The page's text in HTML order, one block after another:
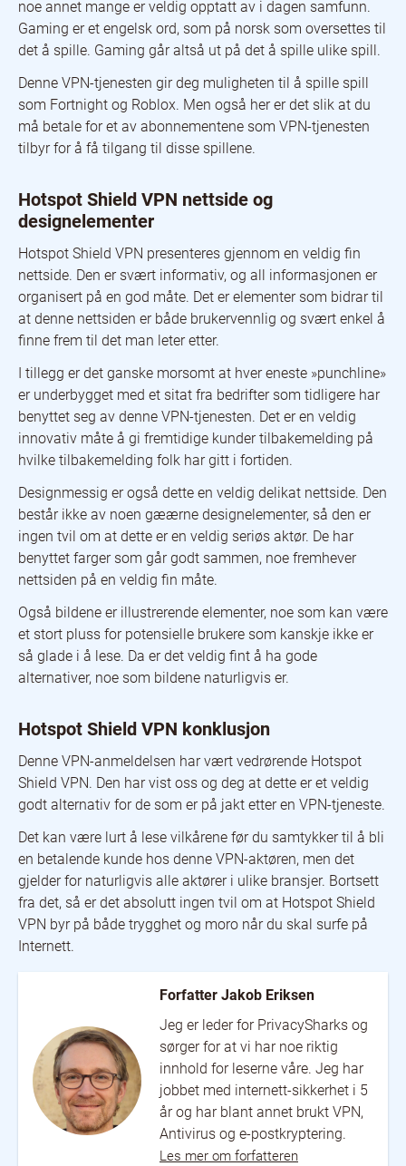
noe annet mange er veldig opptatt av i dagen samfunn.
Gaming er et engelsk ord, som på norsk som oversettes til
det å spille. Gaming går altså ut på det å spille ulike spill.
Denne VPN-tjenesten gir deg muligheten til å spille spill
som Fortnight og Roblox. Men også her er det slik at du
må betale for et av abonnementene som VPN-tjenesten
tilbyr for å få tilgang til disse spillene.
Hotspot Shield VPN nettside og
designelementer
Hotspot Shield VPN presenteres gjennom en veldig fin
nettside. Den er svært informativ, og all informasjonen er
organisert på en god måte. Det er elementer som bidrar til
at denne nettsiden er både brukervennlig og svært enkel å
finne frem til det man leter etter.
I tillegg er det ganske morsomt at hver eneste »punchline»
er underbygget med et sitat fra bedrifter som tidligere har
benyttet seg av denne VPN-tjenesten. Det er en veldig
innovativ måte å gi fremtidige kunder tilbakemelding på
hvilke tilbakemelding folk har gitt i fortiden.
Designmessig er også dette en veldig delikat nettside. Den
består ikke av noen gæærne designelementer, så den er
ingen tvil om at dette er en veldig seriøs aktør. De har
benyttet farger som går godt sammen, noe fremhever
nettsiden på en veldig fin måte.
Også bildene er illustrerende elementer, noe som kan være
et stort pluss for potensielle brukere som kanskje ikke er
så glade i å lese. Da er det veldig fint å ha gode
alternativer, noe som bildene naturligvis er.
Hotspot Shield VPN konklusjon
Denne VPN-anmeldelsen har vært vedrørende Hotspot
Shield VPN. Den har vist oss og deg at dette er et veldig
godt alternativ for de som er på jakt etter en VPN-tjeneste.
Det kan være lurt å lese vilkårene før du samtykker til å bli
en betalende kunde hos denne VPN-aktøren, men det
gjelder for naturligvis alle aktører i ulike bransjer. Bortsett
fra det, så er det absolutt ingen tvil om at Hotspot Shield
VPN byr på både trygghet og moro når du skal surfe på
Internett.
Forfatter Jakob Eriksen
Jeg er leder for PrivacySharks og
sørger for at vi har noe riktig
innhold for leserne våre. Jeg har
jobbet med internett-sikkerhet i 5
år og har blant annet brukt VPN,
Antivirus og e-postkryptering.
Les mer om forfatteren